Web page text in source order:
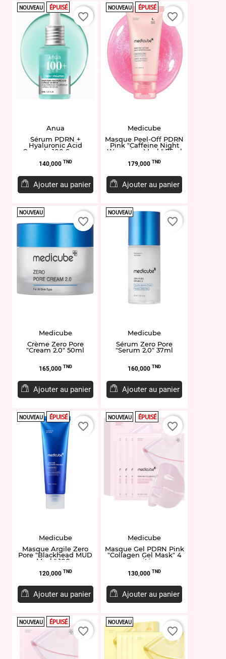
NOUVEAU ÉPUISÉ
Anua
Sérum PDRN +
Hyaluronic Acid
Capsule 100 Serum
Prix
140,000 TND
Ajouter au panier
favorite_border
NOUVEAU ÉPUISÉ
Medicube
Masque Peel-Off PDRN
Pink "Caffeine Night
Wrapping Mask" 75ml
Prix
179,000 TND
Ajouter au panier
favorite_border
NOUVEAU
Medicube
Crème Zero Pore
"Cream 2.0" 50ml
Prix
165,000 TND
Ajouter au panier
favorite_border
NOUVEAU
Medicube
Sérum Zero Pore
"Serum 2.0" 37ml
Prix
160,000 TND
Ajouter au panier
favorite_border
NOUVEAU ÉPUISÉ
Medicube
Masque Argile Zero
Pore "Blackhead MUD
Mask" 100g
Prix
120,000 TND
Ajouter au panier
favorite_border
NOUVEAU ÉPUISÉ
Medicube
Masque Gel PDRN Pink
"Collagen Gel Mask" 4
unités
Prix
130,000 TND
Ajouter au panier
favorite_border
NOUVEAU ÉPUISÉ
favorite_border
NOUVEAU
favorite_border